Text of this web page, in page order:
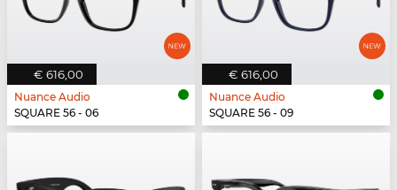
€ 616,00
Nuance Audio
SQUARE 56 - 06
€ 616,00
Nuance Audio
SQUARE 56 - 09